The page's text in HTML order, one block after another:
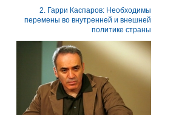
2. Гарри Каспаров: Необходимы
перемены во внутренней и внешней
политике страны